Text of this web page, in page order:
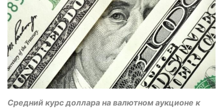
Средний курс доллара на валютном аукционе к